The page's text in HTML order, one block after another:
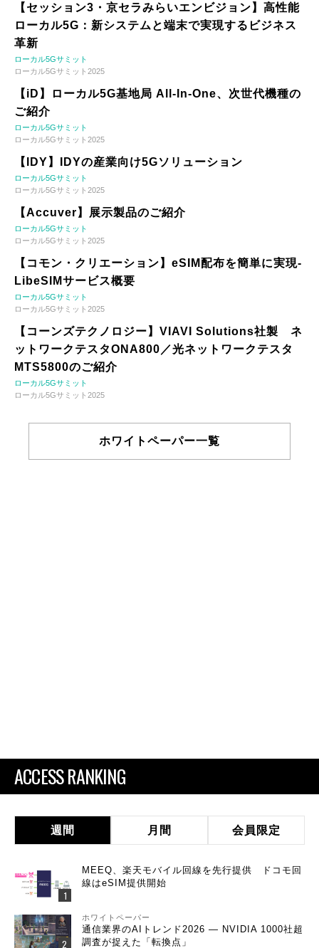
【セッション3・京セラみらいエンビジョン】高性能
ローカル5G：新システムと端末で実現するビジネス
革新
ローカル5Gサミット
ローカル5Gサミット2025
【iD】ローカル5G基地局 All-In-One、次世代機種の
ご紹介
ローカル5Gサミット
ローカル5Gサミット2025
【IDY】IDYの産業向け5Gソリューション
ローカル5Gサミット
ローカル5Gサミット2025
【Accuver】展示製品のご紹介
ローカル5Gサミット
ローカル5Gサミット2025
【コモン・クリエーション】eSIM配布を簡単に実現-
LibeSIMサービス概要
ローカル5Gサミット
ローカル5Gサミット2025
【コーンズテクノロジー】VIAVI Solutions社製 ネ
ットワークテスタONA800／光ネットワークテスタ
MTS5800のご紹介
ローカル5Gサミット
ローカル5Gサミット2025
ホワイトペーパー一覧
ACCESS RANKING
週間 月間 会員限定
MEEQ、楽天モバイル回線を先行提供 ドコモ回
線はeSIM提供開始
ホワイトペーパー
通信業界のAIトレンド2026 ― NVIDIA 1000社超
調査が捉えた「転換点」